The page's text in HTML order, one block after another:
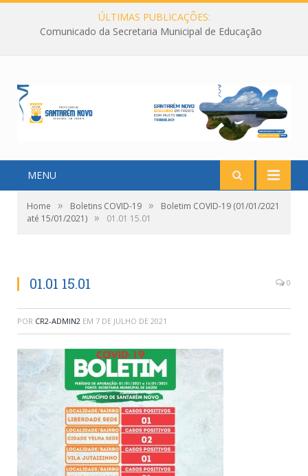
ÚLTIMAS PUBLICAÇÕES:
Comunicado da Secretaria Municipal de Educação
MENU
Home » Boletins COVID-19 »
Boletim COVID-19 (01/01/2021
até 15/01/2021) » 01.01 15.01
01.01 15.01 0
POR CR2-ADMIN2 EM 7 DE JULHO DE 2021